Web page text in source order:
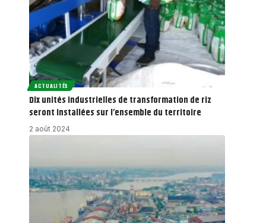
ACTUALITÉS
Dix unités industrielles de transformation de riz
seront installées sur l’ensemble du territoire
2 août 2024